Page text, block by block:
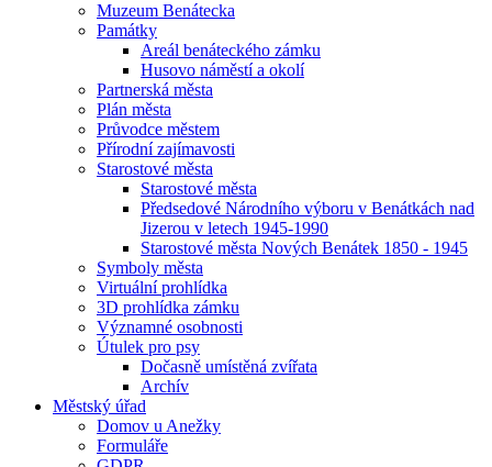
Muzeum Benátecka
Památky
Areál benáteckého zámku
Husovo náměstí a okolí
Partnerská města
Plán města
Průvodce městem
Přírodní zajímavosti
Starostové města
Starostové města
Předsedové Národního výboru v Benátkách nad
Jizerou v letech 1945-1990
Starostové města Nových Benátek 1850 - 1945
Symboly města
Virtuální prohlídka
3D prohlídka zámku
Významné osobnosti
Útulek pro psy
Dočasně umístěná zvířata
Archív
Městský úřad
Domov u Anežky
Formuláře